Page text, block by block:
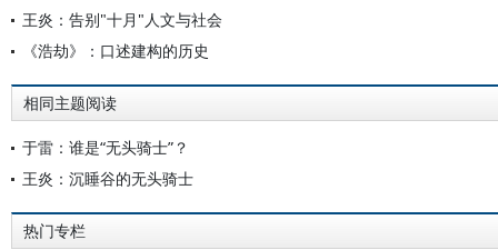
王炎：告别"十月"人文与社会
《浩劫》：口述建构的历史
相同主题阅读
于雷：谁是“无头骑士”？
王炎：沉睡谷的无头骑士
热门专栏